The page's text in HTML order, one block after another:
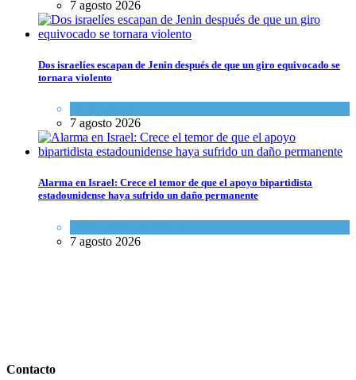
7 agosto 2026
Dos israelíes escapan de Jenin después de que un giro equivocado se
tornara violento
7 agosto 2026
Alarma en Israel: Crece el temor de que el apoyo bipartidista
estadounidense haya sufrido un daño permanente
7 agosto 2026
Contacto